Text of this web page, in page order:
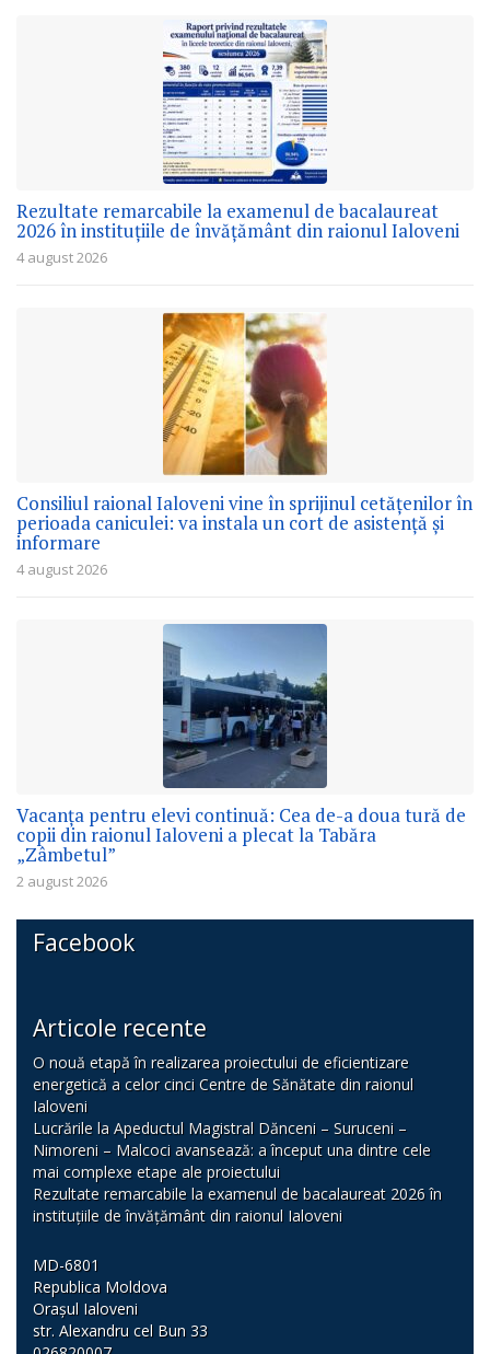
Rezultate remarcabile la examenul de bacalaureat
2026 în instituțiile de învățământ din raionul Ialoveni
4 august 2026
Consiliul raional Ialoveni vine în sprijinul cetățenilor în
perioada caniculei: va instala un cort de asistență și
informare
4 august 2026
Vacanța pentru elevi continuă: Cea de-a doua tură de
copii din raionul Ialoveni a plecat la Tabăra
„Zâmbetul”
2 august 2026
Facebook
Articole recente
O nouă etapă în realizarea proiectului de eficientizare
energetică a celor cinci Centre de Sănătate din raionul
Ialoveni
Lucrările la Apeductul Magistral Dănceni – Suruceni –
Nimoreni – Malcoci avansează: a început una dintre cele
mai complexe etape ale proiectului
Rezultate remarcabile la examenul de bacalaureat 2026 în
instituțiile de învățământ din raionul Ialoveni
MD-6801
Republica Moldova
Orașul Ialoveni
str. Alexandru cel Bun 33